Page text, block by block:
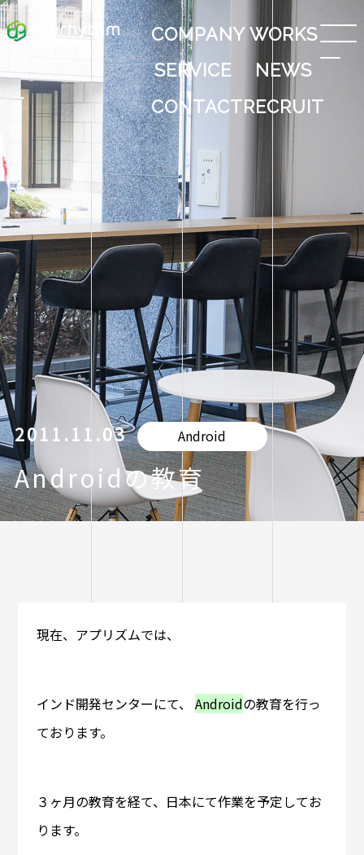
COMPANYWORKS
SERVICE
NEWS
CONTACTRECRUIT
2011.11.03 Android
Androidの教育
現在、アプリズムでは、
インド開発センターにて、 Androidの教育を行っ
ております。
３ヶ月の教育を経て、日本にて作業を予定してお
ります。